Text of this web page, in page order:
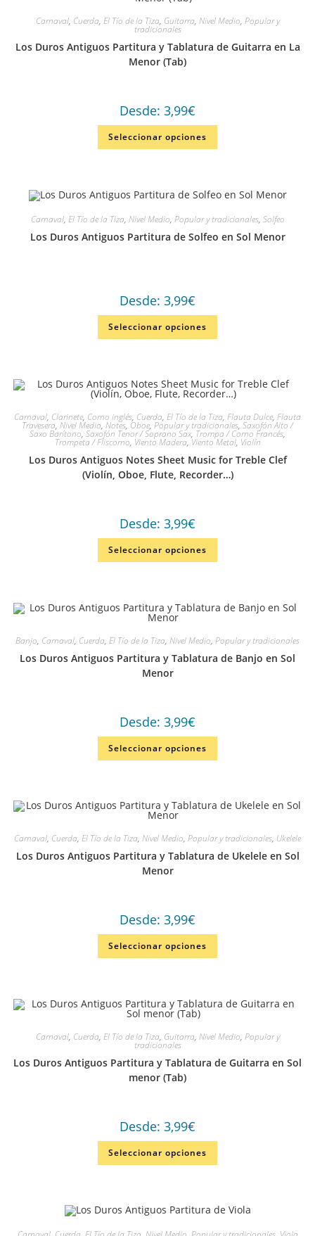
Carnaval, Cuerda, El Tío de la Tiza, Guitarra, Nivel Medio, Popular y
tradicionales
Los Duros Antiguos Partitura y Tablatura de Guitarra en La
Menor (Tab)
Desde: 3,99€
Seleccionar opciones
Carnaval, El Tío de la Tiza, Nivel Medio, Popular y tradicionales, Solfeo
Los Duros Antiguos Partitura de Solfeo en Sol Menor
Desde: 3,99€
Seleccionar opciones
Carnaval, Clarinete, Corno inglés, Cuerda, El Tío de la Tiza, Flauta Dulce, Flauta
Travesera, Nivel Medio, Notes, Oboe, Popular y tradicionales, Saxofón Alto /
Saxo Barítono, Saxofón Tenor / Soprano Sax, Trompa / Corno Francés,
Trompeta / Fliscorno, Viento Madera,Viento Metal, Violín
Los Duros Antiguos Notes Sheet Music for Treble Clef
(Violín, Oboe, Flute, Recorder…)
Desde: 3,99€
Seleccionar opciones
Banjo, Carnaval, Cuerda, El Tío de la Tiza, Nivel Medio, Popular y tradicionales
Los Duros Antiguos Partitura y Tablatura de Banjo en Sol
Menor
Desde: 3,99€
Seleccionar opciones
Carnaval, Cuerda, El Tío de la Tiza, Nivel Medio, Popular y tradicionales, Ukelele
Los Duros Antiguos Partitura y Tablatura de Ukelele en Sol
Menor
Desde: 3,99€
Seleccionar opciones
Carnaval, Cuerda, El Tío de la Tiza, Guitarra, Nivel Medio, Popular y
tradicionales
Los Duros Antiguos Partitura y Tablatura de Guitarra en Sol
menor (Tab)
Desde: 3,99€
Seleccionar opciones